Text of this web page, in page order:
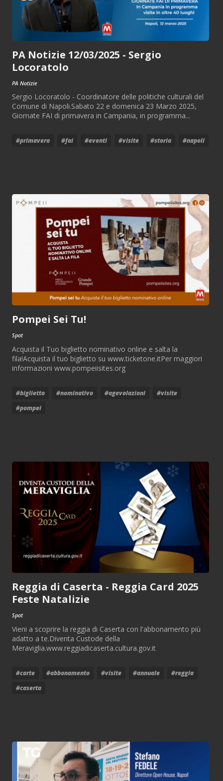
PA Notizie 12/03/2025 - Sergio
Locoratolo
PA Notizie
Sergio Locoratolo - Coordinatore delle politiche culturali del
Comune di Napoli.Sabato 22 e domenica 23 Marzo 2025,
Giornate FAI di primavera in Campania, in programma...
#primavera #fai #eventi #visite #storia #napoli
Pompei Sei Tu!
Spot
Acquista il Tuo biglietto nominativo online e salta la
fila!Acquista il tuo biglietto su www.ticketone.itPer maggiori
informazioni www.pompeiisites.org
#biglietto #nominativo #agevolazioni
#visite
#pompei
Reggia di Caserta - Reggia Card 2025
Feste Natalizie
Spot
Vieni a scoprire la reggia di Caserta con l'abbonamento più
adatto a te.Diventa Custode della
Meraviglia.www.reggiadicaserta.cultura.gov.it
#carte #abbonamento #visite #annuale
#reggia
#caserta